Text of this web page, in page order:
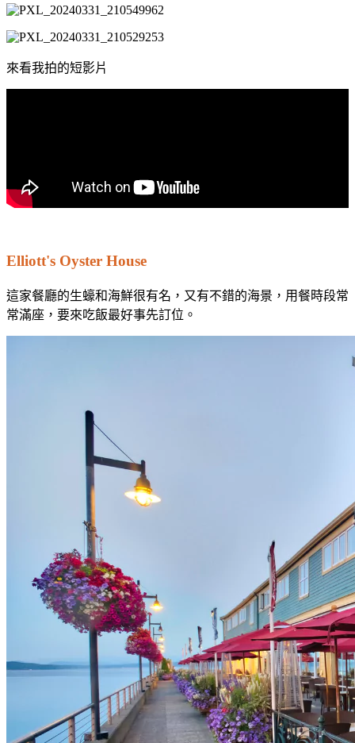
來看我拍的短影片
Elliott's Oyster House
這家餐廳的生蠔和海鮮很有名，又有不錯的海景，用餐時段常
常滿座，要來吃飯最好事先訂位。